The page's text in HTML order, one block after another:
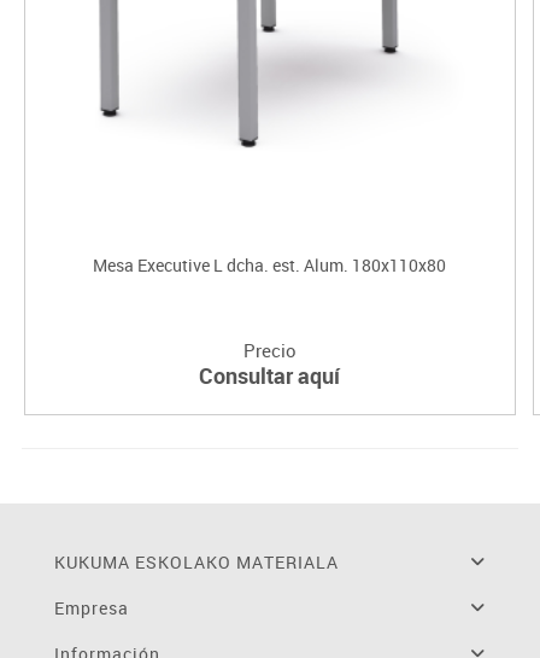
Mesa Executive L dcha. est. Alum. 180x110x80
Precio
Consultar aquí
KUKUMA ESKOLAKO MATERIALA
Empresa
Información